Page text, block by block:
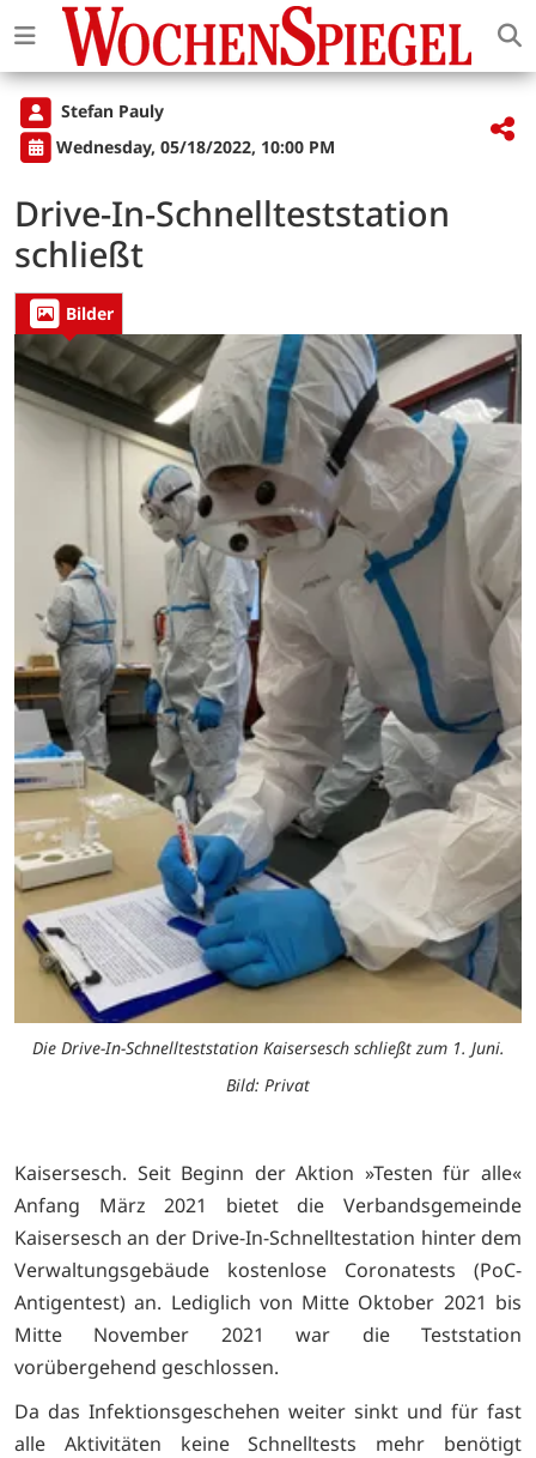
Stefan Pauly
Wednesday, 05/18/2022, 10:00 PM
Drive-In-Schnellteststation
schließt
Bilder
Die Drive-In-Schnellteststation Kaisersesch schließt zum 1. Juni.
Bild: Privat
Kaisersesch. Seit Beginn der Aktion »Testen für alle«
Anfang März 2021 bietet die Verbandsgemeinde
Kaisersesch an der Drive-In-Schnelltestation hinter dem
Verwaltungsgebäude kostenlose Coronatests (PoC-
Antigentest) an. Lediglich von Mitte Oktober 2021 bis
Mitte November 2021 war die Teststation
vorübergehend geschlossen.
Da das Infektionsgeschehen weiter sinkt und für fast
alle Aktivitäten keine Schnelltests mehr benötigt